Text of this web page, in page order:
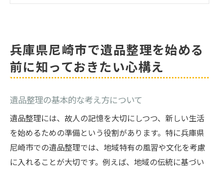
地域の風習や慣習を理解する
遺品整理における法的手続きの確認
心の負担を軽減する遺品整理のプロセスとは
ステップバイステップで進める遺品整理
効率的に遺品を整理するための方法
感情を整理するためのサポートの役割
プロと一緒に進める安心感
必要なアイテムの選別と保存方法
兵庫県尼崎市で遺品整理を始める
前に知っておきたい心構え
遺品整理の基本的な考え方について
遺品整理には、故人の記憶を大切にしつつ、新しい生活
を始めるための準備という役割があります。特に兵庫県
尼崎市での遺品整理では、地域特有の風習や文化を考慮
に入れることが大切です。例えば、地域の伝統に基づい